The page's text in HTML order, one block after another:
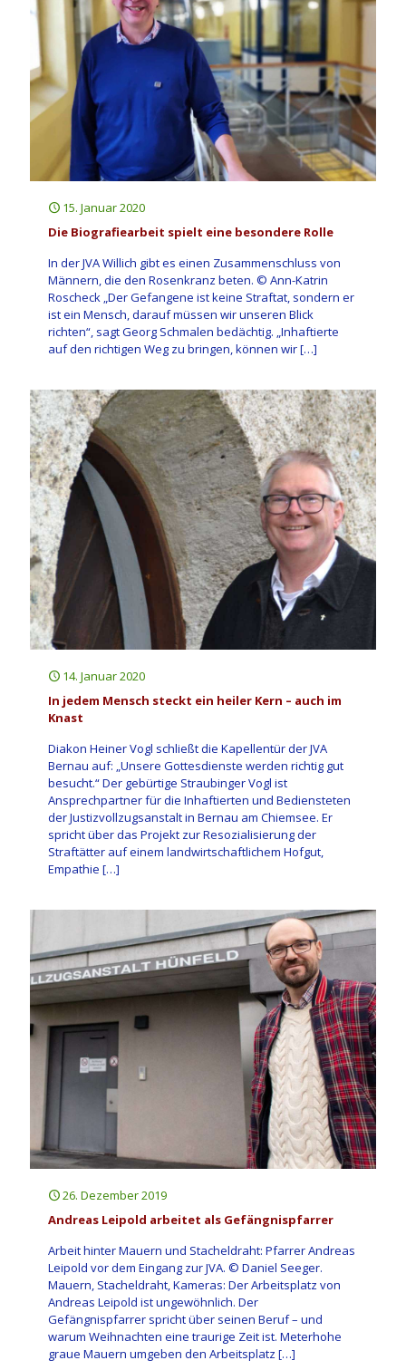
15. Januar 2020
Die Biografiearbeit spielt eine besondere Rolle
In der JVA Willich gibt es einen Zusammenschluss von
Männern, die den Rosenkranz beten. © Ann-Katrin
Roscheck „Der Gefangene ist keine Straftat, sondern er
ist ein Mensch, darauf müssen wir unseren Blick
richten“, sagt Georg Schmalen bedächtig. „Inhaftierte
auf den richtigen Weg zu bringen, können wir[…]
14. Januar 2020
In jedem Mensch steckt ein heiler Kern – auch im
Knast
Diakon Heiner Vogl schließt die Kapellentür der JVA
Bernau auf: „Unsere Gottesdienste werden richtig gut
besucht.“ Der gebürtige Straubinger Vogl ist
Ansprechpartner für die Inhaftierten und Bediensteten
der Justizvollzugsanstalt in Bernau am Chiemsee. Er
spricht über das Projekt zur Resozialisierung der
Straftätter auf einem landwirtschaftlichem Hofgut,
Empathie […]
26. Dezember 2019
Andreas Leipold arbeitet als Gefängnispfarrer
Arbeit hinter Mauern und Stacheldraht: Pfarrer Andreas
Leipold vor dem Eingang zur JVA. © Daniel Seeger.
Mauern, Stacheldraht, Kameras: Der Arbeitsplatz von
Andreas Leipold ist ungewöhnlich. Der
Gefängnispfarrer spricht über seinen Beruf – und
warum Weihnachten eine traurige Zeit ist. Meterhohe
graue Mauern umgeben den Arbeitsplatz […]